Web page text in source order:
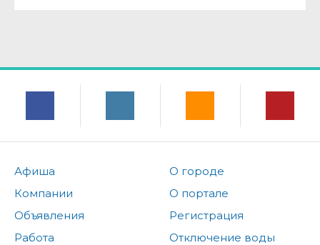
Афиша
Компании
Объявления
Работа
О городе
О портале
Регистрация
Отключение воды